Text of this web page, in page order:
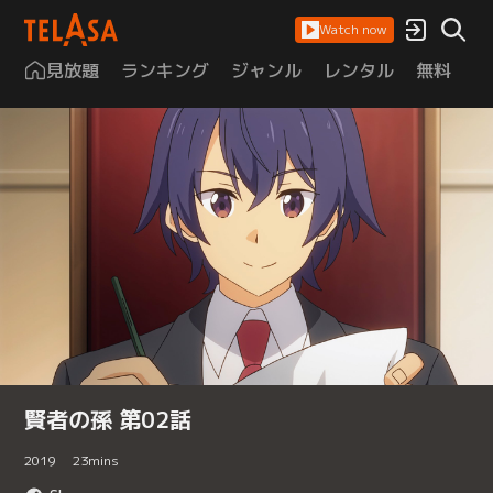
Watch now
見放題 ランキング ジャンル レンタル 無料
賢者の孫 第02話
2019 23mins